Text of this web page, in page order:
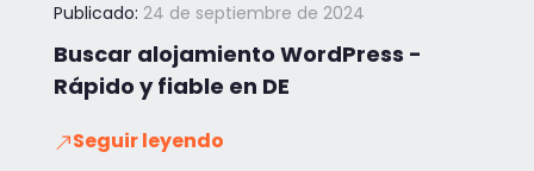
Publicado: 24 de septiembre de 2024
Buscar alojamiento WordPress -
Rápido y fiable en DE
Seguir leyendo